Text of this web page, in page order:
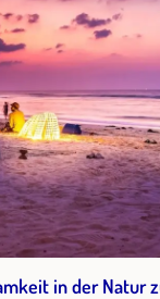
in der Natur